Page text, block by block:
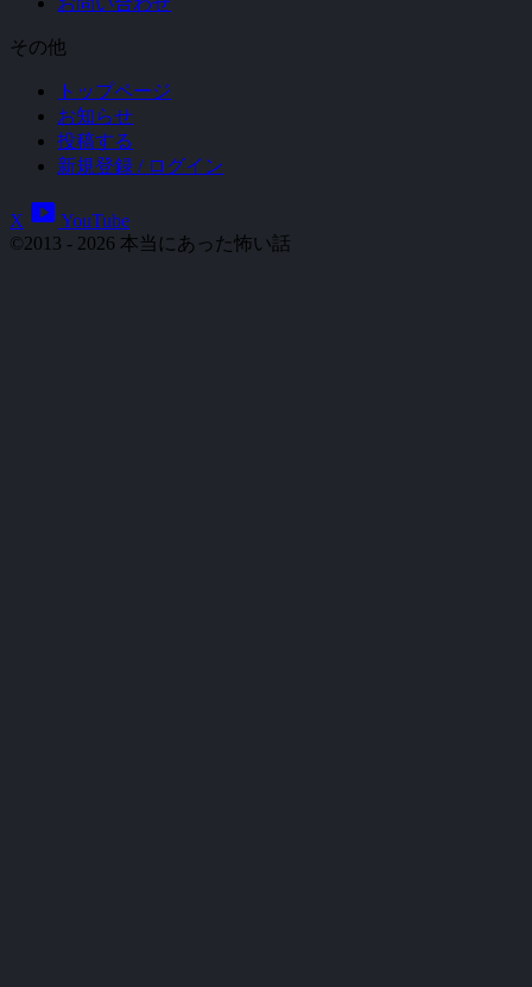
その他
トップページ
お知らせ
投稿する
新規登録 / ログイン
X smart_display YouTube
©2013 - 2026 本当にあった怖い話